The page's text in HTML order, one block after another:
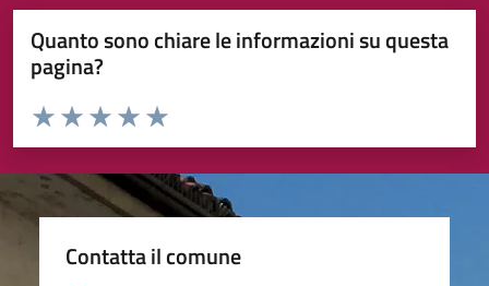
Quanto sono chiare le informazioni su questa
pagina?
Valuta da 1 a 5 stelle la pagina
Valuta 5 stelle su 5
Valuta 4 stelle su 5
Valuta 3 stelle su 5
Valuta 2 stelle su 5
Valuta 1 stelle su 5
Contatta il comune